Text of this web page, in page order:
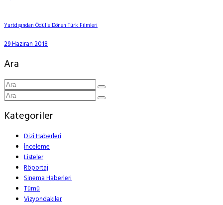
Yurtdışından Ödülle Dönen Türk Filmleri
29 Haziran 2018
Ara
Kategoriler
Dizi Haberleri
İnceleme
Listeler
Röportaj
Sinema Haberleri
Tümü
Vizyondakiler